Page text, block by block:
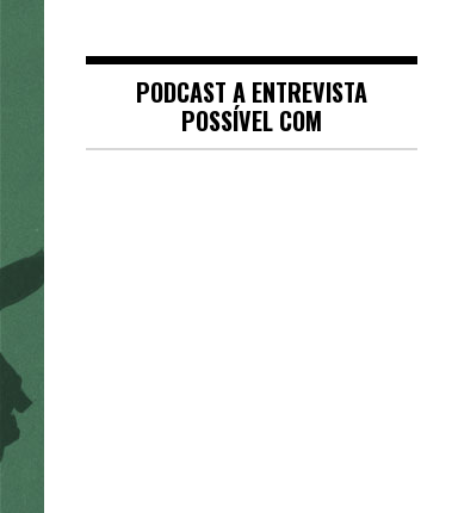
PODCAST A ENTREVISTA
POSSÍVEL COM